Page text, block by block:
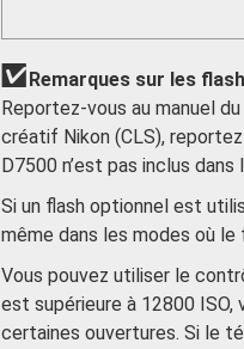
Remarques sur les
Reportez-vous au manuel
créatif Nikon (CLS),
D7500 n’est pas inclus
Si un flash optionnel est
même dans les modes où
Vous pouvez utiliser le
est supérieure à 12800
certaines ouvertures. Si le